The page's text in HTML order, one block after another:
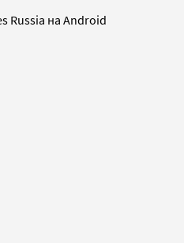
Russia на Android